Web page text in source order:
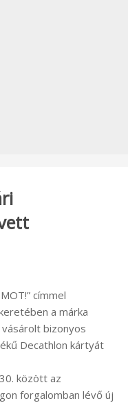
címmel
a márka
bizonyos
Decathlon kártyát
között az
forgalomban lévő új